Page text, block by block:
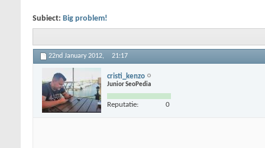
Subiect: Big problem!
22nd January 2012, 21:17
cristi_kenzo
Junior SeoPedia
Reputatie: 0